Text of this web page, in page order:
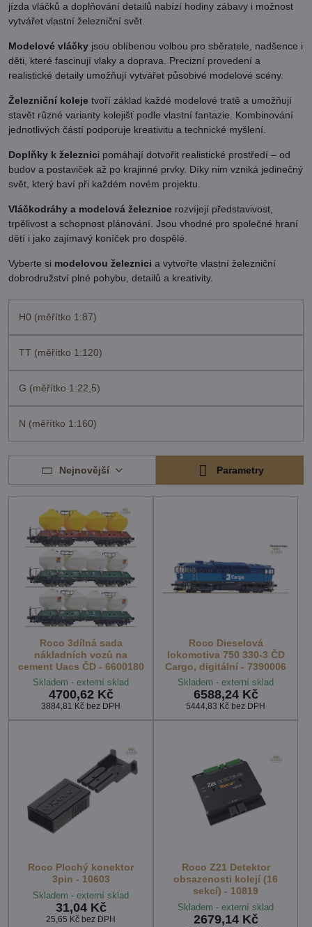
jízda vláčků a doplňování detailů nabízí hodiny zábavy i možnost
vytvářet vlastní železniční svět.
Modelové vláčky jsou oblíbenou volbou pro sběratele, nadšence i
děti, které fascinují vlaky a doprava. Precizní provedení a
realistické detaily umožňují vytvářet působivé modelové scény.
Železniční koleje tvoří základ každé modelové tratě a umožňují
stavět různé varianty kolejišť podle vlastní fantazie. Kombinování
jednotlivých částí podporuje kreativitu a technické myšlení.
Doplňky k železnici pomáhají dotvořit realistické prostředí – od
budov a postaviček až po krajinné prvky. Díky nim vzniká jedinečný
svět, který baví při každém novém projektu.
Vláčkodráhy a modelová železnice rozvíjejí představivost,
trpělivost a schopnost plánování. Jsou vhodné pro společné hraní
dětí i jako zajímavý koníček pro dospělé.
Vyberte si modelovou železnici a vytvořte vlastní železniční
dobrodružství plné pohybu, detailů a kreativity.
H0 (měřítko 1:87)
TT (měřítko 1:120)
G (měřítko 1:22,5)
N (měřítko 1:160)
Nejnovější Parametry
Roco 3dílná sada
nákladních vozů na
cement Uacs ČD - 6600180
Skladem - externí sklad
4700,62 Kč
3884,81 Kč bez DPH
Roco Dieselová
lokomotiva 750 330-3 ČD
Cargo, digitální - 7390006
Skladem - externí sklad
6588,24 Kč
5444,83 Kč bez DPH
Roco Plochý konektor
3pin - 10603
Skladem - externí sklad
31,04 Kč
25,65 Kč bez DPH
Roco Z21 Detektor
obsazenosti kolejí (16
sekcí) - 10819
Skladem - externí sklad
2679,14 Kč